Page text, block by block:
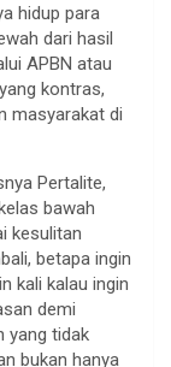
hidup para
dari hasil
APBN atau
kontras,
masyarakat di
Pertalite,
bawah
kesulitan
betapa ingin
kali kalau ingin
demi
yang tidak
bukan hanya